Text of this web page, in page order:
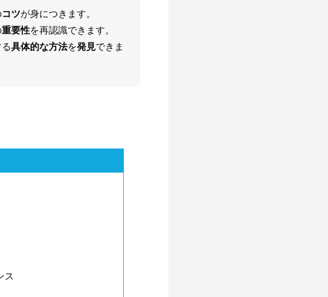
コツが身につきます。
重要性を再認識できます。
具体的な方法を発見できま
ス